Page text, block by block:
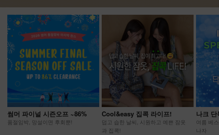
썸머 파이널 시즌오프 ~86%
품절임박, 망설이면 후회뿐!
Cool&easy 집콕 라이프!
덥고 습한 날씨, 시원하고 예쁜 잠옷
과 집콕!
나크
여름 베
나자